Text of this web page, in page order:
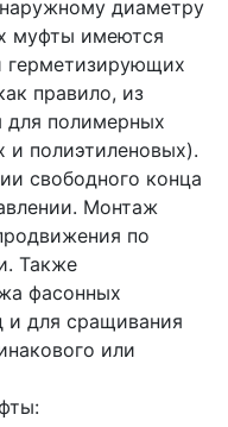
диаметру
муфты имеются
герметизирующих
правило, из
для полимерных
и полиэтиленовых).
свободного конца
Монтаж
по
Также
фасонных
и для сращивания
или